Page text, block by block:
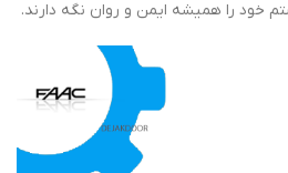
خود را همیشه ایمن و روان نگه دارند.